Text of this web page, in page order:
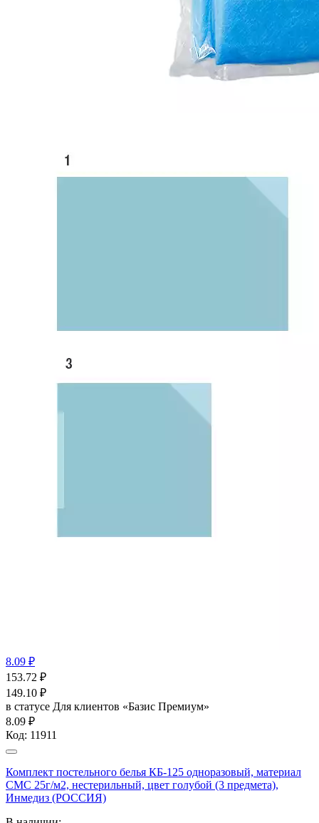
8.09 ₽
153.72 ₽
149.10 ₽
в статусе Для клиентов «Базис Премиум»
8.09 ₽
Код: 11911
Комплект постельного белья КБ-125 одноразовый, материал
СМС 25г/м2, нестерильный, цвет голубой (3 предмета),
Инмедиз (РОССИЯ)